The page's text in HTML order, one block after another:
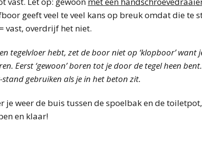
geeft veel te veel kans op breuk omdat die te
vast, overdrijf het niet.
tegelvloer hebt, zet de boor niet op ‘klopboor’ want
Eerst ‘gewoon’ boren tot je door de tegel heen
gebruiken als je in het beton zit.
je weer de buis tussen de spoelbak en de
en klaar!